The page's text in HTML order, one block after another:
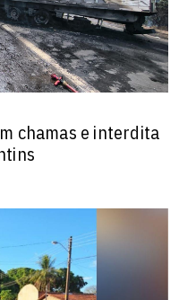
chamas e interdita